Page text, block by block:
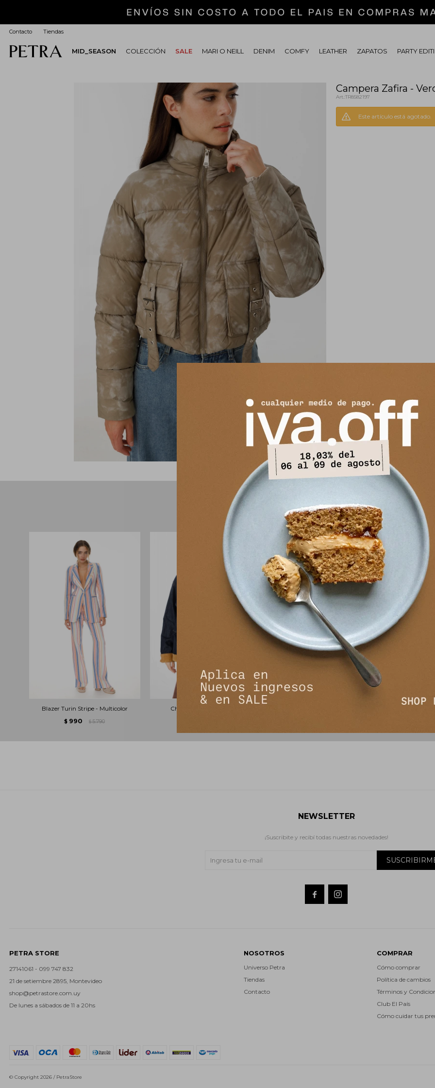
MID_SEASON COLECCIÓN SALE MARI O NEILL DENIM COMFY LEATHER ZAPATOS PARTY
Contacto Tiendas
Campera Zafira -
TR8582197
Este artículo está agotado.
PRODUCTOS QUE TE PUEDEN INTERESAR
Blazer Turin Stripe - Multicolor
$ 990 $ 5.790
Chaqueta Silvestre - Azul
PETRA STORE
27141061 - 099 747 832
21 de setiembre 2895, Montevideo
shop@petrastore.com.uy
De lunes a sábados de 11 a 20hs
NOSOTROS
Universo Petra
Tiendas
Contacto
COMPRAR
Cómo comprar
Política de cambios
Términos y
Club El País
Cómo cuidar tus
NEWSLETTER
¡Suscribite y recibí todas nuestras novedades!
 
© Copyright 2026 / PetraStore